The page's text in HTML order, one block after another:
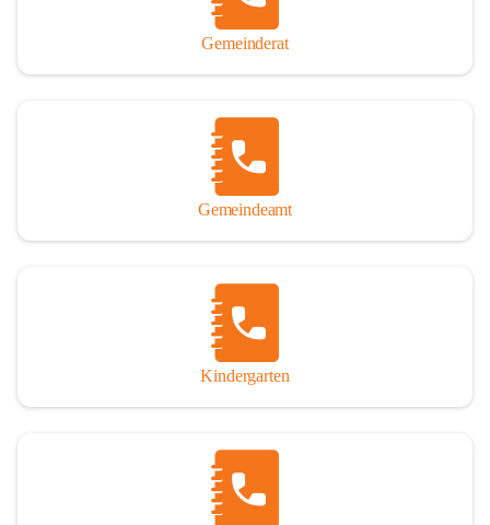
Gemeinderat
Gemeindeamt
Kindergarten